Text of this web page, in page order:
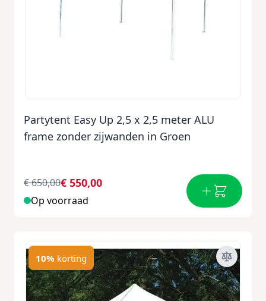
Partytent Easy Up 2,5 x 2,5 meter ALU
frame zonder zijwanden in Groen
€ 550,00
€ 650,00
Op voorraad
10% korting